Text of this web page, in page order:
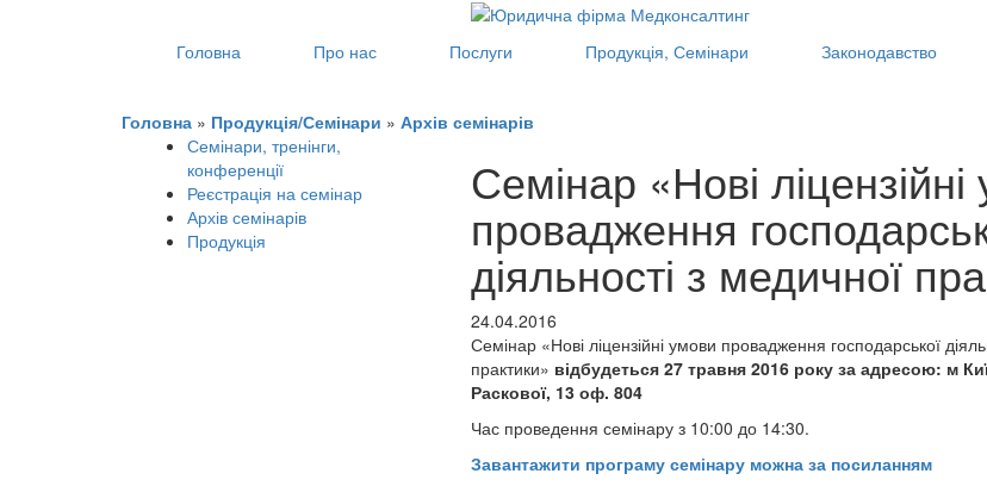
Головна Про нас Послуги Продукція, Семінари Законодавство
Головна » Продукція/Семінари » Архів семінарів
Семінари, тренінги,
конференції
Реєстрація на семінар
Архів семінарів
Продукція
Семінар «Нові
провадження
діяльності з медичної
24.04.2016
Семінар «Нові ліцензійні умови провадження господарської
практики» відбудеться 27 травня 2016 року за адресою: м
Раскової, 13 оф. 804
Час проведення семінару з 10:00 до 14:30.
Завантажити програму семінару можна за посиланням